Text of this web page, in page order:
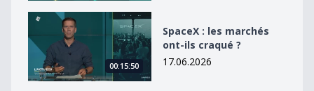
SpaceX : les marchés ont-ils craqué ?
00:15:50
SpaceX : les marchés
ont-ils craqué ?
17.06.2026